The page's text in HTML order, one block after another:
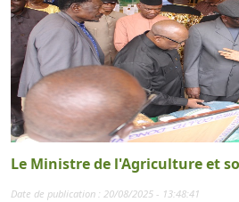
Le Ministre de l'Agriculture et
Date de publication : 20/08/2025 - 13:48:41